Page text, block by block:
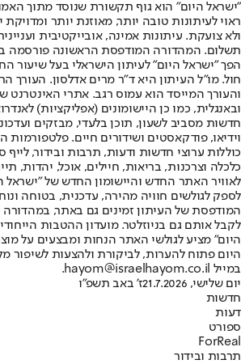
"ישראל היום" הוא גוף תקשורת שנוסד מתוך
ראוי לעיתונות טובה יותר, מאוזנת יותר
ולא צועקת. עיתונות אמינה, אובייקטיבית
הפך "ישראל היום" לעיתון הישראלי בעל שיעור
חול. מו"ל העיתון היא ד"ר מרים אדלסון. העורך
והעורך המייסד הוא עמוס רגב. אתרי האינטרנט
חדשות מסביב לשעון, תוכן בלעדי, מבזקים
וידיאו, פודקאסטים ושידורים חיים. פלטפורמות
כוללות ערוצי חדשות ודעות, תרבות ובידור, לייף
לאוויר האתר החדש והיישומון החדש של
לספק לגולשים חוויה מהירה, עדכנית, בטוחה
המודפסת של העיתון זמינים גם באתר, במהדורה
לקבל אותם גם בניוזלטר. מועדון ההטבות
היום" מציע לגולשי האתר הנחות ומבצעים על
היום פתוח להערות, לביקורת ולהצעות לשיפור
במייל hayom@israelhayom.co.il.
יום שלישי, 21.7.2026
ז' באב תשפ"ו
חדשות
דעות
ספורט
ForReal
תרבות ובידור